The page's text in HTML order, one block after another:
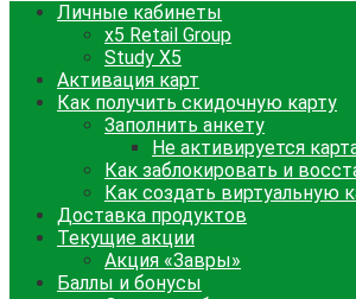
Личные кабинеты
x5 Retail Group
Study X5
Активация карт
Как получить скидочную карту
Заполнить анкету
Не активируется
Как заблокировать и
Как создать виртуальную
Доставка продуктов
Текущие акции
Акция «Завры»
Баллы и бонусы